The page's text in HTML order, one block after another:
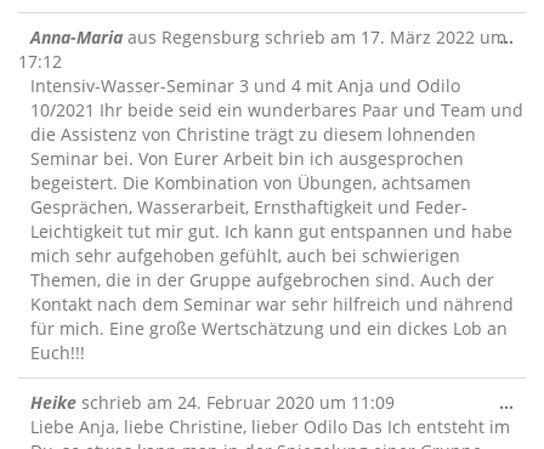
Anna-Maria aus Regensburg schrieb am 17. März 2022 um
17:12
Intensiv-Wasser-Seminar 3 und 4 mit Anja und Odilo
10/2021 Ihr beide seid ein wunderbares Paar und Team und
die Assistenz von Christine trägt zu diesem lohnenden
Seminar bei. Von Eurer Arbeit bin ich ausgesprochen
begeistert. Die Kombination von Übungen, achtsamen
Gesprächen, Wasserarbeit, Ernsthaftigkeit und Feder-
Leichtigkeit tut mir gut. Ich kann gut entspannen und habe
mich sehr aufgehoben gefühlt, auch bei schwierigen
Themen, die in der Gruppe aufgebrochen sind. Auch der
Kontakt nach dem Seminar war sehr hilfreich und nährend
für mich. Eine große Wertschätzung und ein dickes Lob an
Euch!!!
...
Heike schrieb am 24. Februar 2020 um 11:09
Liebe Anja, liebe Christine, lieber Odilo Das Ich entsteht im
...